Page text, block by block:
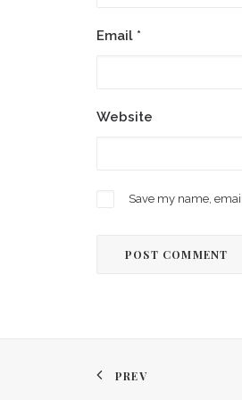
Email *
Website
Save my name,
PREV